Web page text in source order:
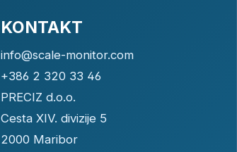
KONTAKT
info@scale-monitor.com
+386 2 320 33 46
PRECIZ d.o.o.
Cesta XIV. divizije 5
2000 Maribor